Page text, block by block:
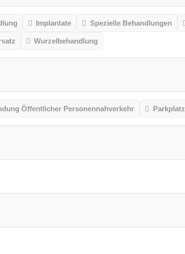
Implantate Spezielle Behandlungen
Wurzelbehandlung
Öffentlicher Personennahverkehr Parkplatz